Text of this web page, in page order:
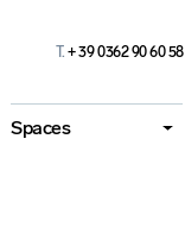
T. + 39 0362 90 60 58
Spaces